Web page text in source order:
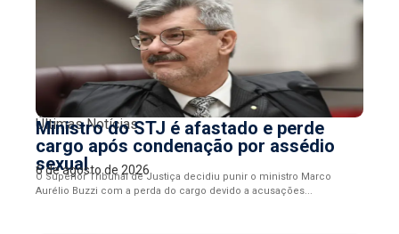
Últimas Notícias
Ministro do STJ é afastado e perde
cargo após condenação por assédio
sexual
6 de agosto de 2026
O Superior Tribunal de Justiça decidiu punir o ministro Marco
Aurélio Buzzi com a perda do cargo devido a acusações...